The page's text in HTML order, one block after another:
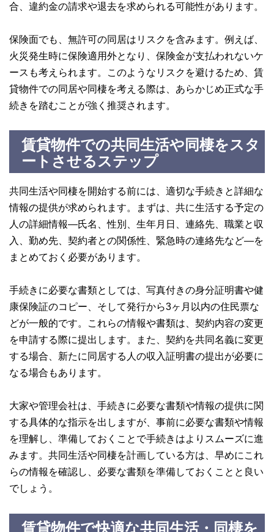
合、違約金の請求や退去を求められる可能性があります。
保険面でも、無許可の同居はリスクを含みます。例えば、
火災発生時に保険適用外となり、保険金が支払われないケ
ースも考えられます。このようなリスクを避けるため、賃
貸物件での同居や同棲を考える際は、あらかじめ正式な手
続きを踏むことが強く推奨されます。
賃貸物件での共同生活や同棲をスタ
ートさせるステップ
共同生活や同棲を開始する前には、適切な手続きと詳細な
情報の提供が求められます。まずは、共に生活する予定の
人の詳細情報―氏名、性別、生年月日、連絡先、職業と収
入、勤め先、契約者との関係性、緊急時の連絡先など―を
まとめておく必要があります。
手続きに必要な書類としては、写真付きの身分証明書や健
康保険証のコピー、そして発行から3ヶ月以内の住民票な
どが一般的です。これらの情報や書類は、契約内容の変更
を申請する際に提出します。また、契約を共同名義に変更
する場合、新たに同居する人の収入証明書の提出が必要に
なる場合もあります。
大家や管理会社は、手続きに必要な書類や情報の提供に関
する具体的な指示を出しますが、事前に必要な書類や情報
を理解し、準備しておくことで手続きはよりスムーズに進
みます。共同生活や同棲を計画している方は、早めにこれ
らの情報を確認し、必要な書類を準備しておくことと良い
でしょう。
賃貸物件で快適な共同生活・同棲を